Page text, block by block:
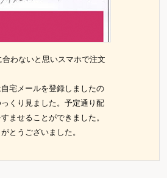
合わないと思いスマホで注文
宅メールを登録しましたの
くり見ました。予定通り配
ませることができました。
とうございました。